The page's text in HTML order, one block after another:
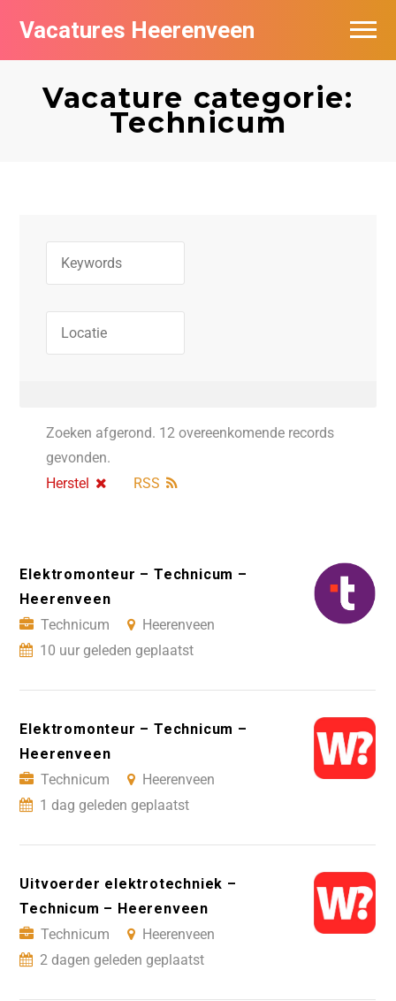
Vacatures Heerenveen
Vacature categorie:
Technicum
Zoeken afgerond. 12 overeenkomende records
gevonden.
Herstel
RSS
Elektromonteur – Technicum –
Heerenveen
Technicum
Heerenveen
10 uur geleden geplaatst
Elektromonteur – Technicum –
Heerenveen
Technicum
Heerenveen
1 dag geleden geplaatst
Uitvoerder elektrotechniek –
Technicum – Heerenveen
Technicum
Heerenveen
2 dagen geleden geplaatst
Vacatures per bedrijf
De populairste vacatures in Heerenveen